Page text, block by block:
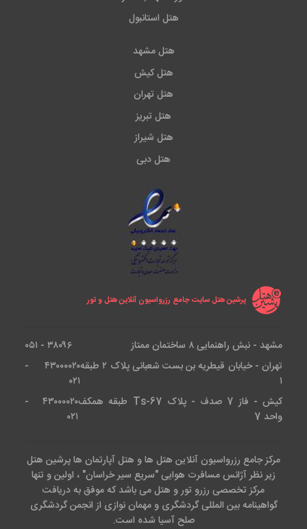
هتل استانبول
هتل مشهد
هتل کیش
هتل تهران
هتل تبریز
هتل شیراز
هتل دبی
پرشین هتل سایت جامع رزرواسیون آنلاین هتل و تور
مشهد - نبش راهنمایی ۸ ساختمان ممتاز
۳۸۰۹۶ - ۰۵۱
تهران - خیابان قیطریه بن بست شعبانی پلاک ۲ طبقه
۱
۴۳۰۰۰۰۲۰ -
۰۲۱
کیش - فاز 7 صدف - پلاک Ts-67 طبقه همکف
واحد 7
۴۳۰۰۰۰۲۰ -
۰۲۱
مرکز جامع رزرواسیون آنلاین هتل ها و هتل آپارتمان ها پرشین هتل
زیر نظر آژانس مسافرت هوایی "سریع سیر خراسان" ، اولین و تنها
مرکز تخصصی رزرو تور و هتل می باشد که موفق به دریافت
گواهینامه بین المللی گردشگری و مهمان نوازی از انجمن گردشگری
صلح آسیا شده است.